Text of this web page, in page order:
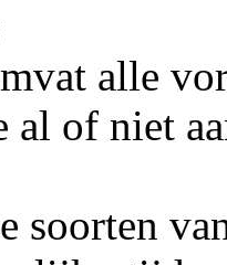
alle
al of niet
soorten